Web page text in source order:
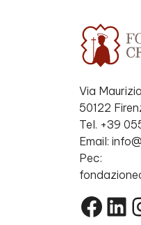
Via
50122
Tel. +39
Email:
Pec: